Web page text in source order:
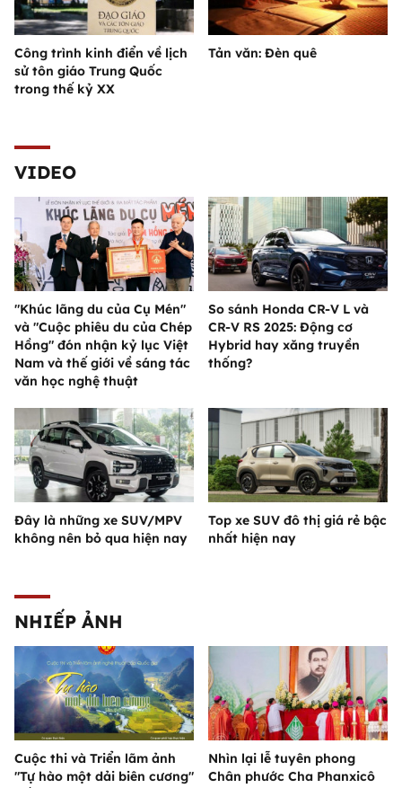
Công trình kinh điển về lịch
sử tôn giáo Trung Quốc
trong thế kỷ XX
Tản văn: Đèn quê
VIDEO
"Khúc lãng du của Cụ Mén"
và "Cuộc phiêu du của Chép
Hồng" đón nhận kỷ lục Việt
Nam và thế giới về sáng tác
văn học nghệ thuật
So sánh Honda CR-V L và
CR-V RS 2025: Động cơ
Hybrid hay xăng truyền
thống?
Đây là những xe SUV/MPV
không nên bỏ qua hiện nay
Top xe SUV đô thị giá rẻ bậc
nhất hiện nay
NHIẾP ẢNH
Cuộc thi và Triển lãm ảnh
"Tự hào một dải biên cương"
Nhìn lại lễ tuyên phong
Chân phước Cha Phanxicô